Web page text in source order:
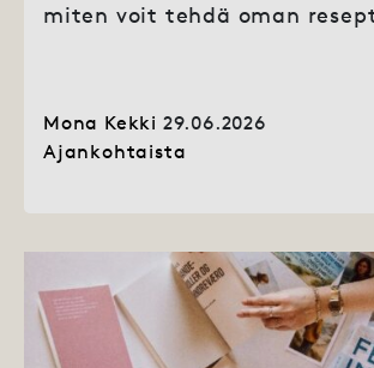
miten voit tehdä oman
Mona Kekki 29.06.2026
Ajankohtaista